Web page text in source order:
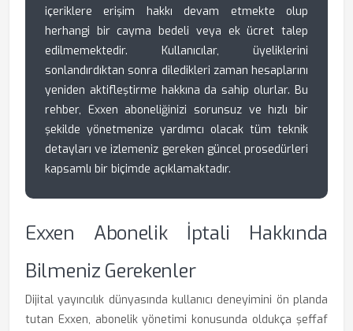
içeriklere erişim hakkı devam etmekte olup
herhangi bir cayma bedeli veya ek ücret talep
edilmemektedir. Kullanıcılar, üyeliklerini
sonlandırdıktan sonra diledikleri zaman hesaplarını
yeniden aktifleştirme hakkına da sahip olurlar. Bu
rehber, Exxen aboneliğinizi sorunsuz ve hızlı bir
şekilde yönetmenize yardımcı olacak tüm teknik
detayları ve izlemeniz gereken güncel prosedürleri
kapsamlı bir biçimde açıklamaktadır.
Exxen Abonelik İptali Hakkında
Bilmeniz Gerekenler
Dijital yayıncılık dünyasında kullanıcı deneyimini ön planda
tutan Exxen, abonelik yönetimi konusunda oldukça şeffaf